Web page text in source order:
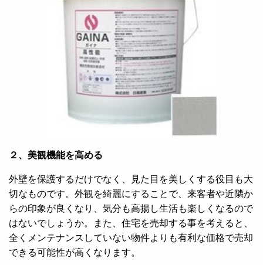
２、美観機能を高める
外壁を保護するだけでなく、見た目を美しくする役目も大
切なものです。外観を綺麗にすることで、来客者や近隣か
らの印象が良くなり、気分も高揚し生活も楽しくなるので
はないでしょうか。また、住宅を売却する事を考えると、
全くメンテナンスしていない物件よりも有利な価格で売却
できる可能性が高くなります。